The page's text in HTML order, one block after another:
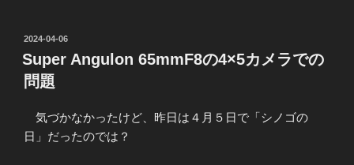
投
稿
日:
2024-04-06
Super Angulon 65mmF8の4×5カメラでの
問題
気づかなかったけど、昨日は４月５日で「シノゴの
日」だったのでは？